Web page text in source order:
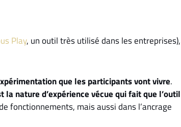
Play, un outil très utilisé dans les entreprises),
que les participants vont vivre.
la nature d’expérience vécue qui fait que l’outil
fonctionnements, mais aussi dans l’ancrage